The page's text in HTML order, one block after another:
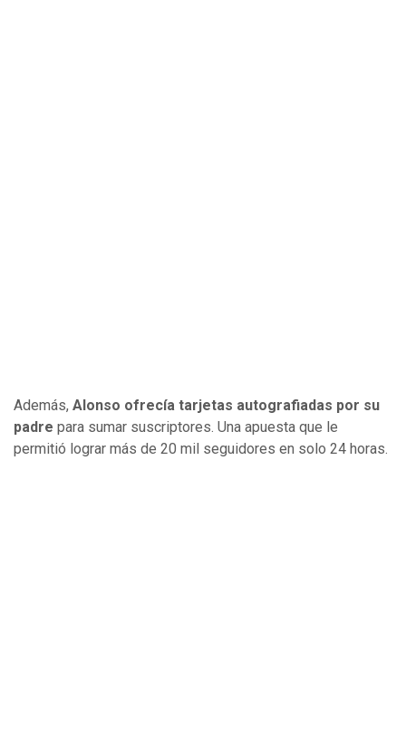
Además, Alonso ofrecía tarjetas autografiadas por su
padre para sumar suscriptores. Una apuesta que le
permitió lograr más de 20 mil seguidores en solo 24 horas.